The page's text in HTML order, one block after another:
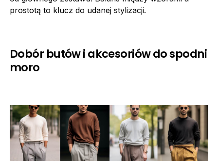
prostotą to klucz do udanej stylizacji.
Dobór butów i akcesoriów do spodni
moro